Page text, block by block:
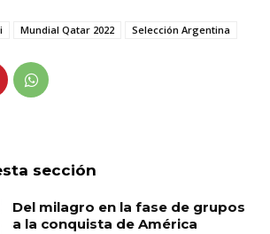
Mundial Qatar 2022 Selección Argentina
sección
Del milagro en la fase de grupos
a la conquista de América